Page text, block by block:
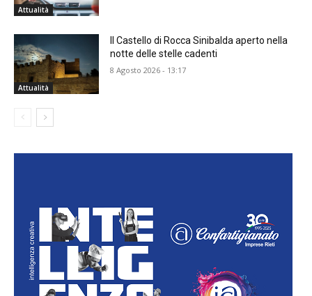
Attualità
Attualità
Il Castello di Rocca Sinibalda aperto nella
notte delle stelle cadenti
8 Agosto 2026 - 13:17